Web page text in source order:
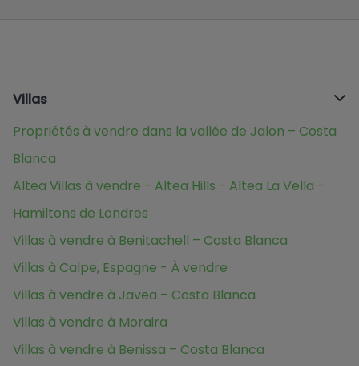
Villas
Propriétés à vendre dans la vallée de Jalon – Costa
Blanca
Altea Villas à vendre - Altea Hills - Altea La Vella -
Hamiltons de Londres
Villas à vendre à Benitachell – Costa Blanca
Villas à Calpe, Espagne - À vendre
Villas à vendre à Javea – Costa Blanca
Villas à vendre à Moraira
Villas à vendre à Benissa – Costa Blanca